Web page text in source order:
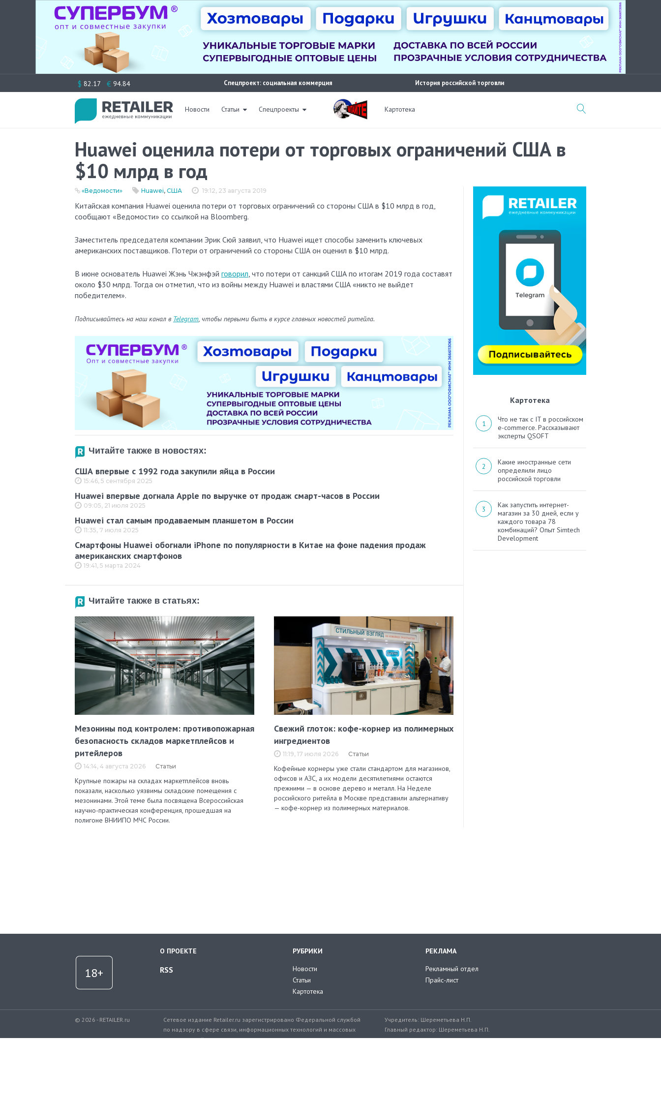
к
$ 82.17 € 94.84 Спецпроект: социальная коммерция История российской торговли
Новости Статьи Спецпроекты Картотека
Huawei оценила потери от торговых ограничений США в
$10 млрд в год
19:12, 23 августа 2019
«Ведомости» Huawei, США
Китайская компания Huawei оценила потери от торговых ограничений со стороны США в $10 млрд в год,
сообщают «Ведомости» со ссылкой на Bloomberg.
Заместитель председателя компании Эрик Сюй заявил, что Huawei ищет способы заменить ключевых
американских поставщиков. Потери от ограничений со стороны США он оценил в $10 млрд.
В июне основатель Huawei Жэнь Чжэнфэй говорил , что потери от санкций США по итогам 2019 года составят
около $30 млрд. Тогда он отметил, что из войны между Huawei и властями США «никто не выйдет
победителем».
Подписывайтесь на наш канал в Telegram, чтобы первыми быть в курсе главных новостей ритейла.
Читайте также в новостях:
США впервые с 1992 года закупили яйца в России
15:46, 5 сентября 2025
Huawei впервые догнала Apple по выручке от продаж смарт-часов в России
09:05, 21 июля 2025
Huawei стал самым продаваемым планшетом в России
11:35, 7 июля 2025
Смартфоны Huawei обогнали iPhone по популярности в Китае на фоне падения продаж
американских смартфонов
19:41, 5 марта 2024
Читайте также в статьях:
Мезонины под контролем: противопожарная
безопасность складов маркетплейсов и
ритейлеров
14:14, 4 августа 2026 Статьи
Крупные пожары на складах маркетплейсов вновь
показали, насколько уязвимы складские помещения с
мезонинами. Этой теме была посвящена Всероссийская
научно-практическая конференция, прошедшая на
полигоне ВНИИПО МЧС России.
Свежий глоток: кофе-корнер из полимерных
ингредиентов
11:19, 17 июля 2026 Статьи
Кофейные корнеры уже стали стандартом для магазинов,
офисов и АЗС, а их модели десятилетиями остаются
прежними — в основе дерево и металл. На Неделе
российского ритейла в Москве представили альтернативу
— кофе-корнер из полимерных материалов.
Картотека
Что не так с IT в российском
e-commerce. Рассказывают
эксперты QSOFT
Какие иностранные сети
определили лицо
российской торговли
Как запустить интернет-
магазин за 30 дней, если у
каждого товара 78
комбинаций? Опыт Simtech
Development
О ПРОЕКТЕ
RSS
РУБРИКИ
Новости
Статьи
Картотека
РЕКЛАМА
Рекламный отдел
Прайс-лист
© 2026 - RETAILER.ru
Сетевое издание Retailer.ru зарегистрировано Федеральной службой
по надзору в сфере связи, информационных технологий и массовых
коммуникаций.
Учредитель: Шереметьева Н.П.
Главный редактор: Шереметьева Н.П.